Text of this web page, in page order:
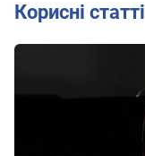
Корисні статті